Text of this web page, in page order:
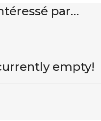
par…
empty!